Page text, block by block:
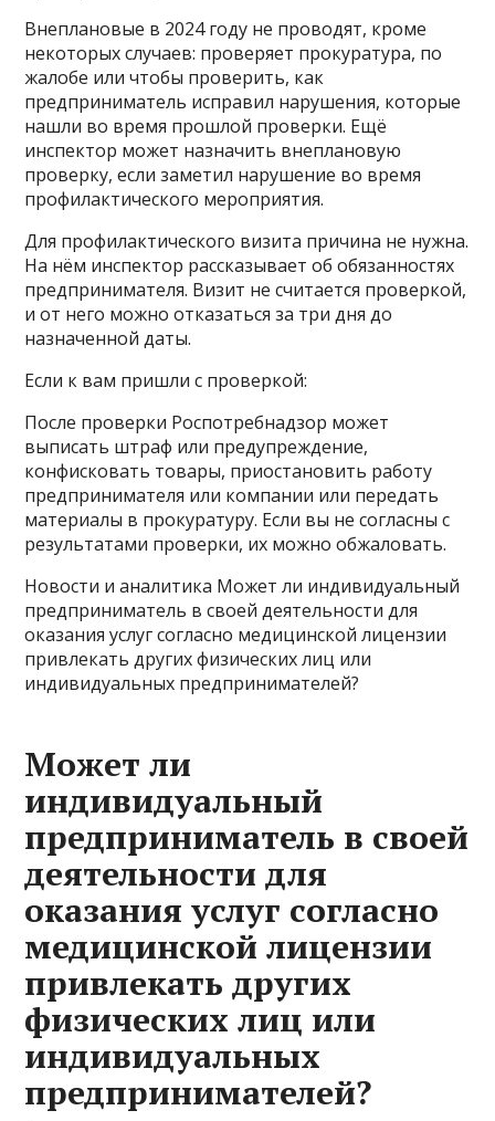
Внеплановые в 2024 году не проводят, кроме
некоторых случаев: проверяет прокуратура, по
жалобе или чтобы проверить, как
предприниматель исправил нарушения, которые
нашли во время прошлой проверки. Ещё
инспектор может назначить внеплановую
проверку, если заметил нарушение во время
профилактического мероприятия.
Для профилактического визита причина не нужна.
На нём инспектор рассказывает об обязанностях
предпринимателя. Визит не считается проверкой,
и от него можно отказаться за три дня до
назначенной даты.
Если к вам пришли с проверкой:
После проверки Роспотребнадзор может
выписать штраф или предупреждение,
конфисковать товары, приостановить работу
предпринимателя или компании или передать
материалы в прокуратуру. Если вы не согласны с
результатами проверки, их можно обжаловать.
Новости и аналитика Может ли индивидуальный
предприниматель в своей деятельности для
оказания услуг согласно медицинской лицензии
привлекать других физических лиц или
индивидуальных предпринимателей?
Может ли
индивидуальный
предприниматель в своей
деятельности для
оказания услуг согласно
медицинской лицензии
привлекать других
физических лиц или
индивидуальных
предпринимателей?